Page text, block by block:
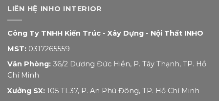
LIÊN HỆ INHO INTERIOR
Công Ty TNHH Kiến Trúc - Xây Dựng - Nội Thất INHO
MST: 0317265559
Văn Phòng: 36/2 Dương Đức Hiền, P. Tây Thạnh, TP. Hồ
Chí Minh
Xưởng SX: 105 TL37, P. An Phú Đông, TP. Hồ Chí Minh